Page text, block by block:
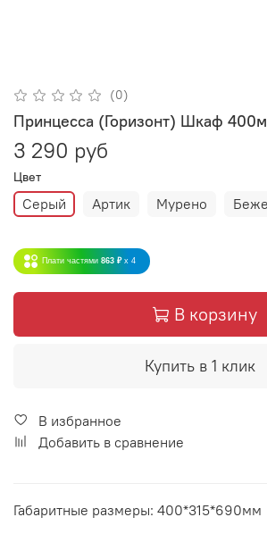
(0)
Принцесса (Горизонт) Шкаф
3 290 руб
Цвет
Серый Артик Мурено
Плати частями 863 ₽ x 4
В корзину
Купить в 1 клик
В избранное
Добавить в сравнение
Габаритные размеры: 400*315*690мм